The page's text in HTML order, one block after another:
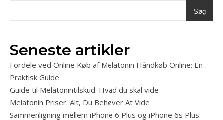
Søg
Seneste artikler
Fordele ved Online Køb af Melatonin Håndkøb Online: En
Praktisk Guide
Guide til Melatonintilskud: Hvad du skal vide
Melatonin Priser: Alt, Du Behøver At Vide
Sammenligning mellem iPhone 6 Plus og iPhone 6s Plus: